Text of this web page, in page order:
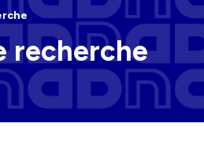
recherche